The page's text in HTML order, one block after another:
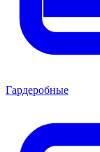
Гардеробные